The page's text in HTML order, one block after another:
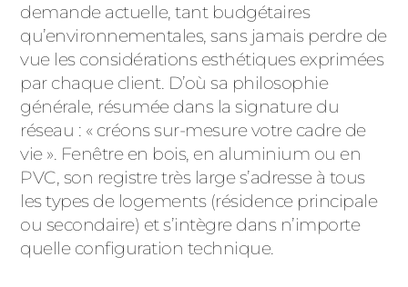
demande actuelle, tant budgétaires
qu’environnementales, sans jamais perdre de
vue les considérations esthétiques exprimées
par chaque client. D’où sa philosophie
générale, résumée dans la signature du
réseau : « créons sur-mesure votre cadre de
vie ». Fenêtre en bois, en aluminium ou en
PVC, son registre très large s’adresse à tous
les types de logements (résidence principale
ou secondaire) et s’intègre dans n’importe
quelle configuration technique.